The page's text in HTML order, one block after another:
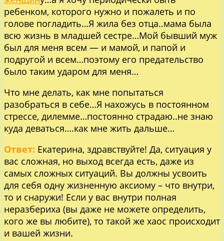
ребенком, которого нужно и пожалеть и по
голове погладить…Я жила без отца..мама была
всю жизнь в младшей сестре…Мой бывший муж
был для меня всем — и мамой, и папой и
подругой и всем…поэтому его предательство
было таким ударом для меня…
Что мне делать, как мне попытаться
разобраться в себе…Я нахожусь в постоянном
стрессе, дилемме…постоянно страдаю..не знаю
куда деваться….как мне жить дальше…
Ответ: Екатерина, здравствуйте! Да, ситуация у
вас сложная, но выход всегда есть, даже из
самых сложных ситуаций. Вы должны усвоить
для себя одну жизненную аксиому – что внутри,
то и снаружи! Если у вас внутри полная
неразбериха (вы даже не можете определить,
кого же вы любите), то такой же хаос происходит
и вашей жизни.